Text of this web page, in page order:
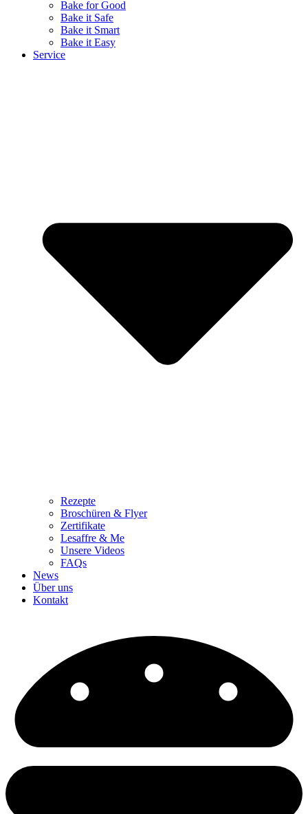
Bake for Good
Bake it Safe
Bake it Smart
Bake it Easy
Service
Rezepte
Broschüren & Flyer
Zertifikate
Lesaffre & Me
Unsere Videos
FAQs
News
Über uns
Kontakt